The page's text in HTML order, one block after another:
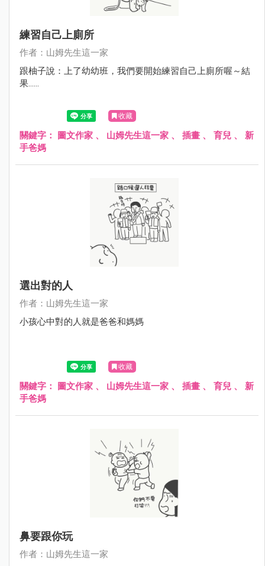
練習自己上廁所
作者：山姆先生這一家
跟柚子說：上了幼幼班，我們要開始練習自己上廁所喔～結
果......
收藏
關鍵字： 圖文作家 、 山姆先生這一家 、 插畫 、 育兒 、 新
手爸媽
選出對的人
作者：山姆先生這一家
小孩心中對的人就是爸爸和媽媽
收藏
關鍵字： 圖文作家 、 山姆先生這一家 、 插畫 、 育兒 、 新
手爸媽
鼻要跟你玩
作者：山姆先生這一家